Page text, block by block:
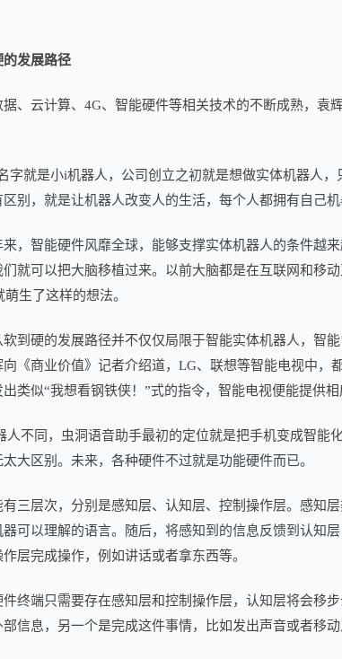
的发展路径
据、云计算、4G、智能硬件等相关技术的不断成熟，袁
字就是小i机器人，公司创立之初就是想做实体机器人
别，就是让机器人改变人的生活，每个人都拥有自己机
来，智能硬件风靡全球，能够支撑实体机器人的条件越
就可以把大脑移植过来。以前大脑都是在互联网和移
生了这样的想法。
软到硬的发展路径并不仅仅局限于智能实体机器人，智
向《商业价值》记者介绍道，LG、联想等智能电视中
类似“我想看钢铁侠！”式的指令，智能电视便能提供相
人不同，虫洞语音助手最初的定位就是把手机变成智能
大区别。未来，各种硬件不过就是功能硬件而已。
有三层次，分别是感知层、认知层、控制操作层。感知
可以理解的语言。随后，将感知到的信息反馈到认知
层完成操作，例如讲话或者拿东西等。
件终端只需要存在感知层和控制操作层，认知层将会移
信息，另一个是完成这件事情，比如发出声音或者移